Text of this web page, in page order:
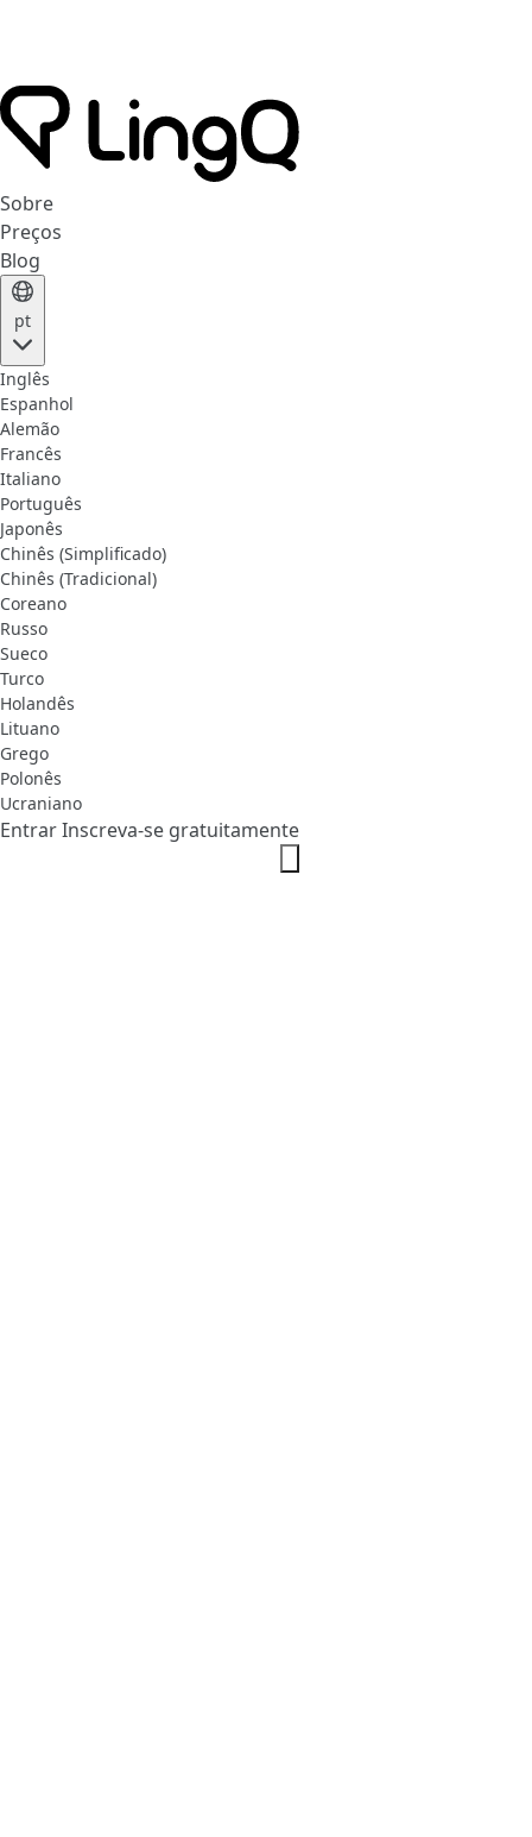
Sobre
Preços
Blog
pt
Inglês
Espanhol
Alemão
Francês
Italiano
Português
Japonês
Chinês (Simplificado)
Chinês (Tradicional)
Coreano
Russo
Sueco
Turco
Holandês
Lituano
Grego
Polonês
Ucraniano
EntrarInscreva-se gratuitamente